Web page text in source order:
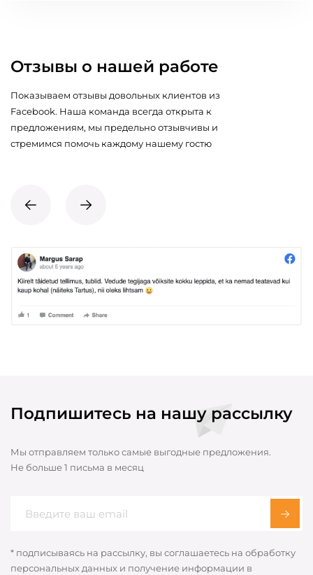
Отзывы о нашей работе
Показываем отзывы довольных клиентов из
Facebook. Наша команда всегда открыта к
предложениям, мы предельно отзывчивы и
стремимся помочь каждому нашему гостю
Подпишитесь на нашу рассылку
Мы отправляем только самые выгодные предложения.
Не больше 1 письма в месяц
* подписываясь на рассылку, вы соглашаетесь на обработку
персональных данных и получение информации в